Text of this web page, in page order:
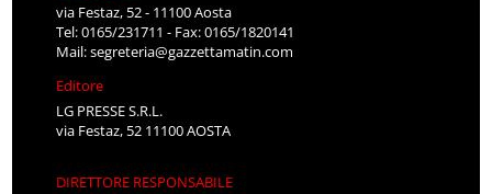
via Festaz, 52 - 11100 Aosta
Tel: 0165/231711 - Fax: 0165/1820141
Mail:segreteria@gazzettamatin.com
Editore
LG PRESSE S.R.L.
via Festaz, 52 11100 AOSTA
DIRETTORE RESPONSABILE